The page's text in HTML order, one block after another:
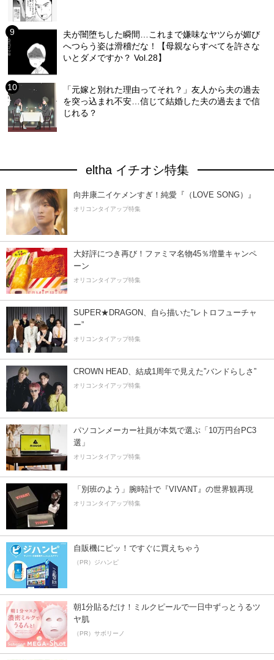
夫が闇堕ちした瞬間…これまで嫌味なヤツらが媚び
へつらう姿は滑稽だな！【母親ならすべてを許さな
いとダメですか？ Vol.28】
「元嫁と別れた理由ってそれ？」友人から夫の過去
を突っ込まれ不安…信じて結婚した夫の過去まで信
じれる？
eltha イチオシ特集
向井康二イケメンすぎ！純愛『（LOVE SONG）』
オリコンタイアップ特集
大好評につき再び！ファミマ名物45％増量キャンペ
ーン
オリコンタイアップ特集
SUPER★DRAGON、自ら描いた”レトロフューチャ
ー”
オリコンタイアップ特集
CROWN HEAD、結成1周年で見えた”バンドらしさ”
オリコンタイアップ特集
パソコンメーカー社員が本気で選ぶ「10万円台PC3
選」
オリコンタイアップ特集
「別班のよう」腕時計で『VIVANT』の世界観再現
オリコンタイアップ特集
自販機にピッ！ですぐに買えちゃう
（PR）ジハンピ
朝1分貼るだけ！ミルクピールで一日中ずっとうるツ
ヤ肌
（PR）サボリーノ